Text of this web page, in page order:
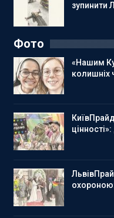
зупинити
Фото
«Нашим
колишніх